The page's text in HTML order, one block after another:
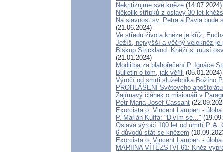
Nekritizujme své kněze (14.07.2024)
Několik střípků z oslavy 30 let
Na slavnost sv. Petra a Pavla bude
(21.06.2024)
Ve středu života kněze je kříž,
Ježíš, nejvyšší a věčný velekněz je
Biskup Strickland: Kněží si musí
(21.01.2024)
Modlitba za blahořečení P. Ignáce
Bulletin o tom, jak věřili (05.01.2024)
Výročí od smrti služebníka Božího
PROHLÁŠENÍ Světového
Zajímavý článek o misionáři v
Petr Maria Josef Cassant
Exorcista o. Vincent Lampert -
P. Marián Kuffa: "Divím se..."
Oslava výročí 100 let od úmrtí P. A.
6 důvodů stát se knězem
Exorcista o. Vincent Lampert -
MARIINA VÍTĚZSTVÍ 61: Kněz